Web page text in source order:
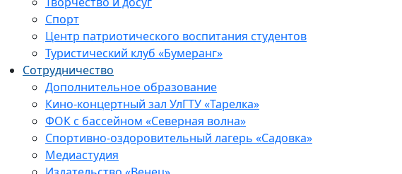
Спорт
Центр патриотического воспитания студентов
Туристический клуб «Бумеранг»
Сотрудничество
Дополнительное образование
Кино-концертный зал УлГТУ «Тарелка»
ФОК с бассейном «Северная волна»
Спортивно-оздоровительный лагерь «Садовка»
Медиастудия